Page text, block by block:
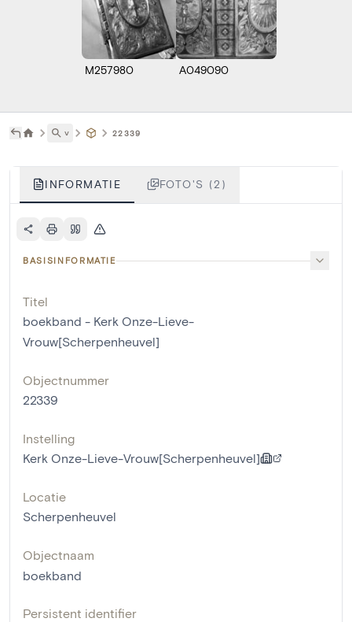
M257980 A049090
˅ 22339
INFORMATIE FOTO'S (2)
BASISINFORMATIE
Titel
boekband - Kerk Onze-Lieve-
Vrouw[Scherpenheuvel]
Objectnummer
22339
Instelling
Kerk Onze-Lieve-Vrouw[Scherpenheuvel]
Locatie
Scherpenheuvel
Objectnaam
boekband
Persistent identifier